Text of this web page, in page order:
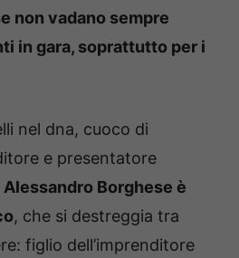
non vadano sempre
in gara, soprattutto per i
nel dna, cuoco di
e presentatore
Alessandro Borghese è
, che si destreggia tra
figlio dell’imprenditore